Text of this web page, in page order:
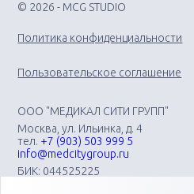
© 2026 - MCG STUDIO
Политика конфиденциальности
Пользовательское соглашение
ООО "МЕДИКАЛ СИТИ ГРУПП"
Москва, ул. Ильинка, д. 4
тел. +7 (903) 503 999 5
info@medcitygroup.ru
БИК: 044525225